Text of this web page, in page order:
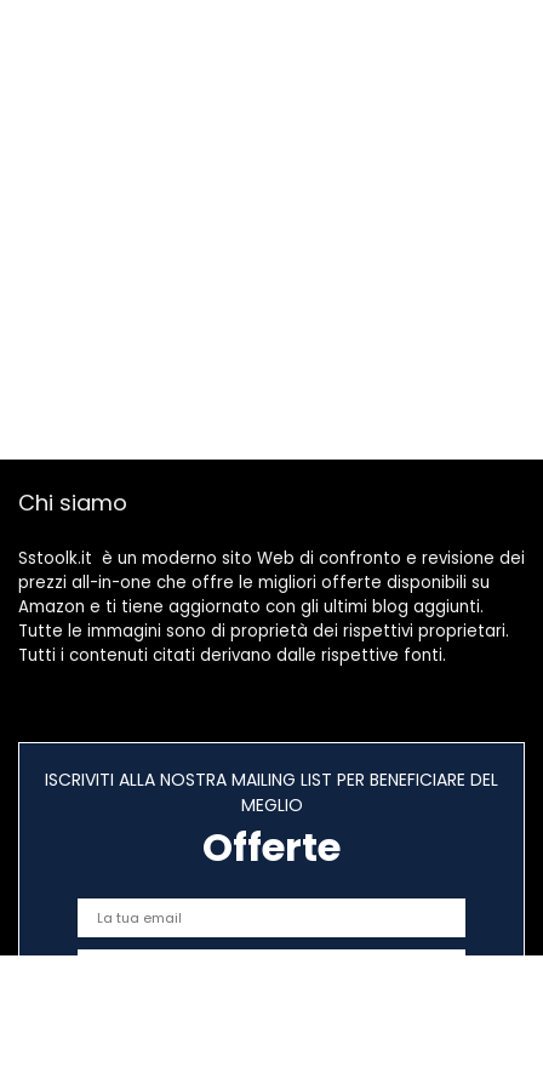
Chi siamo
Sstoolk.it è un moderno sito Web di confronto e revisione dei
prezzi all-in-one che offre le migliori offerte disponibili su
Amazon e ti tiene aggiornato con gli ultimi blog aggiunti.
Tutte le immagini sono di proprietà dei rispettivi proprietari.
Tutti i contenuti citati derivano dalle rispettive fonti.
ISCRIVITI ALLA NOSTRA MAILING LIST PER BENEFICIARE DEL
MEGLIO
Offerte